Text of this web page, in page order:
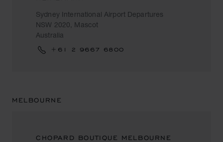
Sydney International Airport Departures
NSW 2020, Mascot
Australia
+61 2 9667 6800
MELBOURNE
CHOPARD BOUTIQUE MELBOURNE